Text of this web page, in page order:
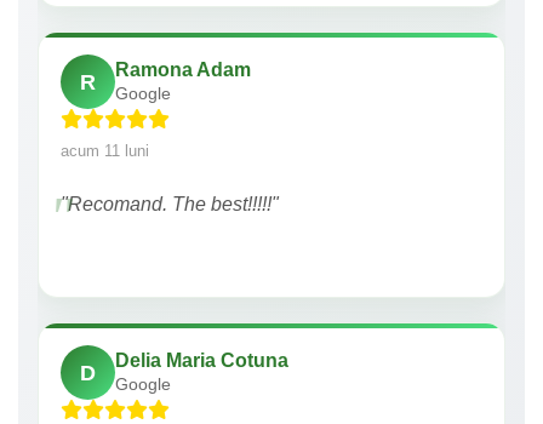
R
Ramona Adam
Google
acum 11 luni
"Recomand. The best!!!!!"
D
Delia Maria Cotuna
Google